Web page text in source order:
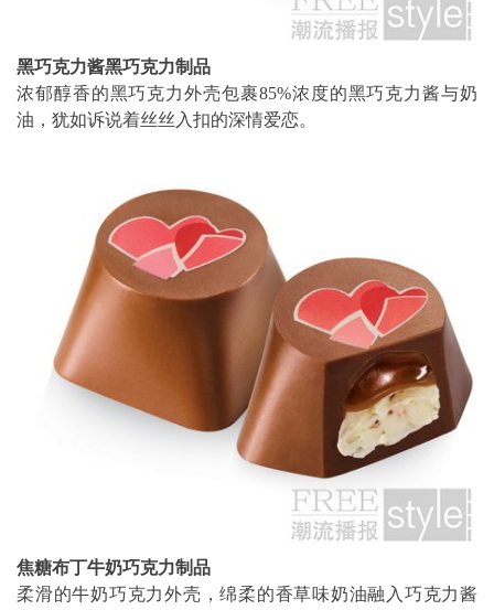
黑巧克力酱黑巧克力制品
浓郁醇香的黑巧克力外壳包裹85%浓度的黑巧克力酱与奶
油，犹如诉说着丝丝入扣的深情爱恋。
焦糖布丁牛奶巧克力制品
柔滑的牛奶巧克力外壳，绵柔的香草味奶油融入巧克力酱